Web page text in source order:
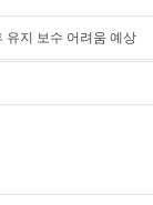
유지 보수 어려움 예상